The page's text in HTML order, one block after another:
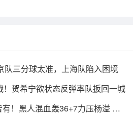
队三分球太准，上海队陷入困境
贺希宁欲状态反弹率队扳回一城
！黑人混血轰36+7力压杨溢 男